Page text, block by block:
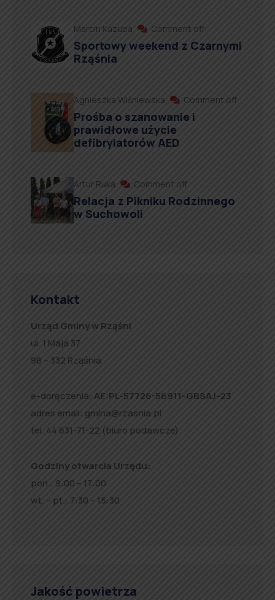
Marcin Kazuba Comment off
Sportowy weekend z Czarnymi
Rząśnia
Agnieszka Wiśniewska Comment off
Prośba o szanowanie i
prawidłowe użycie
defibrylatorów AED
Artur Ruka Comment off
Relacja z Pikniku Rodzinnego
w Suchowoli
Kontakt
Urząd Gminy w Rząśni
ul. 1 Maja 37
98 – 332 Rząśnia
e-doręczenia: AE:PL-57726-56911-GBSAJ-23
adres email: gmina@rzasnia.pl
tel. 44 631-71-22 (biuro podawcze)
Godziny otwarcia Urzędu:
pon.: 9:00 – 17:00
wt. – pt.: 7:30 – 15:30
Jakość powietrza